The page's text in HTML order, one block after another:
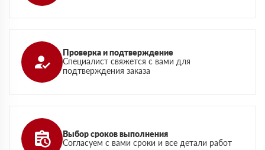
Проверка и подтверждение
Специалист свяжется с вами для
подтверждения заказа
Выбор сроков выполнения
Согласуем с вами сроки и все детали работ